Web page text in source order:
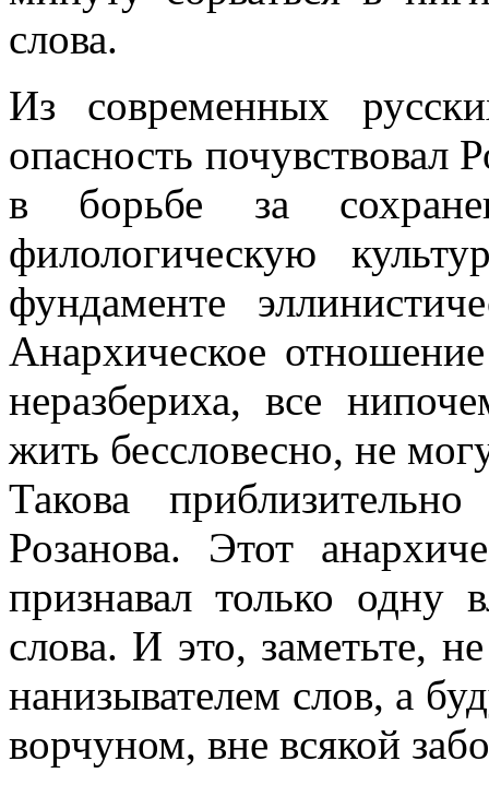
слова.
Из современных
опасность почувствовал
в борьбе за
филологическую
фундаменте
Анархическое
неразбериха, все
жить бессловесно, не
Такова
Розанова. Этот
признавал только одну
слова. И это, заметьте,
нанизывателем слов, а
ворчуном, вне всякой